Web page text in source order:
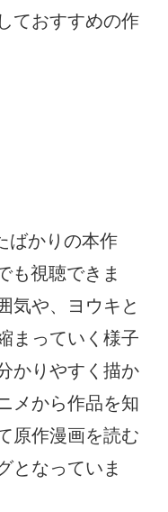
ておすすめの作
ばかりの本作
も視聴できま
気や、ヨウキと
まっていく様子
かりやすく描か
メから作品を知
原作漫画を読む
となっていま